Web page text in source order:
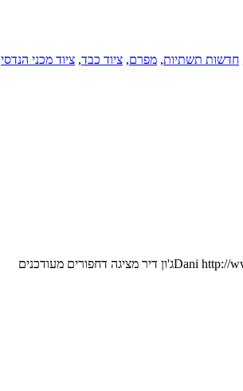
חדשות תשתיות, מפרם, ציוד כבד, ציוד מכני הנדסי
Dani http:// ג'ון דיר מציגה דחפורים מעודכנים